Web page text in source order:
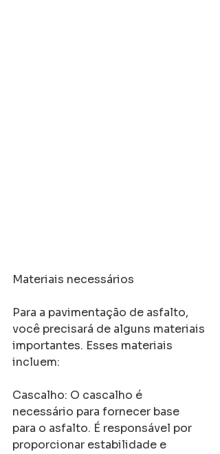
Materiais necessários
Para a pavimentação de asfalto,
você precisará de alguns materiais
importantes. Esses materiais
incluem:
Cascalho: O cascalho é
necessário para fornecer base
para o asfalto. É responsável por
proporcionar estabilidade e